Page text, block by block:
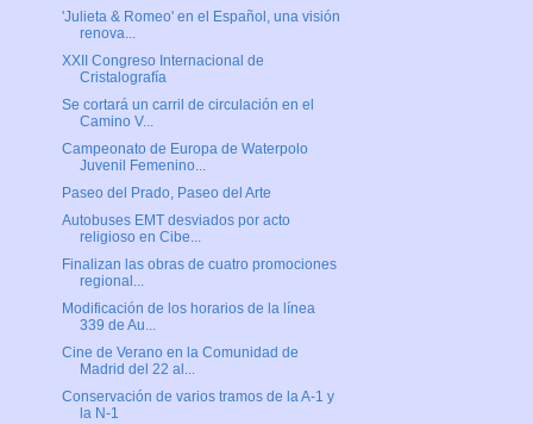
'Julieta & Romeo' en el Español, una visión
renova...
XXII Congreso Internacional de
Cristalografía
Se cortará un carril de circulación en el
Camino V...
Campeonato de Europa de Waterpolo
Juvenil Femenino...
Paseo del Prado, Paseo del Arte
Autobuses EMT desviados por acto
religioso en Cibe...
Finalizan las obras de cuatro promociones
regional...
Modificación de los horarios de la línea
339 de Au...
Cine de Verano en la Comunidad de
Madrid del 22 al...
Conservación de varios tramos de la A-1 y
la N-1